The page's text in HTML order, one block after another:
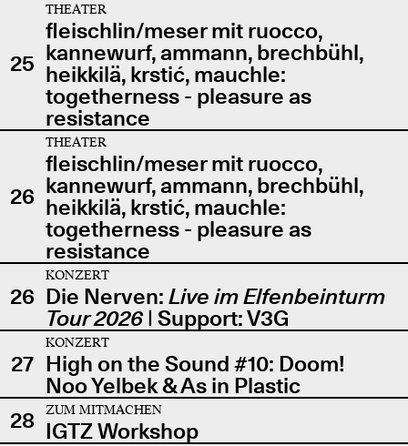
25
THEATER
fleischlin/meser mit ruocco,
kannewurf, ammann, brechbühl,
heikkilä, krstić, mauchle:
togetherness - pleasure as
resistance
26
THEATER
fleischlin/meser mit ruocco,
kannewurf, ammann, brechbühl,
heikkilä, krstić, mauchle:
togetherness - pleasure as
resistance
26
KONZERT
Die Nerven: Live im Elfenbeinturm
Tour 2026| Support: V3G
27
KONZERT
High on the Sound #10: Doom!
Noo Yelbek & As in Plastic
28
ZUM MITMACHEN
IGTZ Workshop